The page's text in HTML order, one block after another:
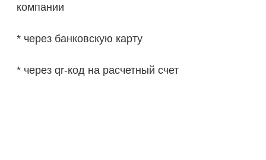
компании
* через банковскую карту
* через qr-код на расчетный счет